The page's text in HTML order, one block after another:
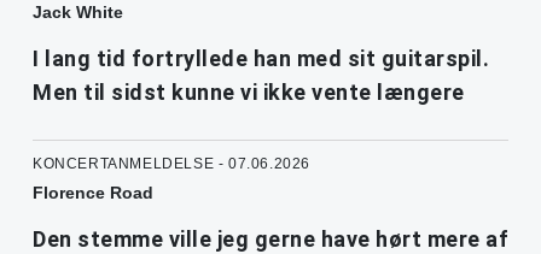
Jack White
I lang tid fortryllede han med sit guitarspil.
Men til sidst kunne vi ikke vente længere
KONCERTANMELDELSE - 07.06.2026
Florence Road
Den stemme ville jeg gerne have hørt mere af